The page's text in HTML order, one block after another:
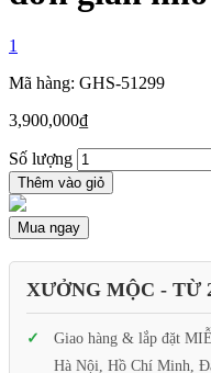
1
Mã hàng: GHS-51299
3,900,000₫
Số lượng
Thêm vào giỏ
Mua ngay
XƯỞNG MỘC - TỪ
Giao hàng & lắp đặt
Hà Nội, Hồ Chí Minh,